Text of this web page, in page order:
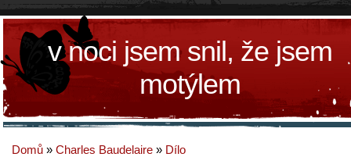
v noci jsem snil, že jsem
motýlem
Domů » Charles Baudelaire » Dílo